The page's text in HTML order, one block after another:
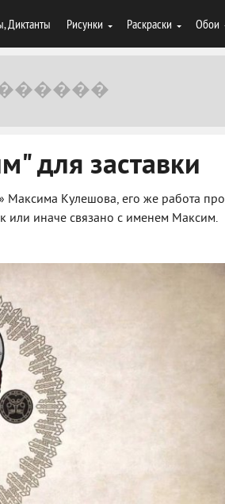
Диктанты Рисунки Раскраски Обои
для заставки
Максима Кулешова, его же работа про
или иначе связано с именем Максим.